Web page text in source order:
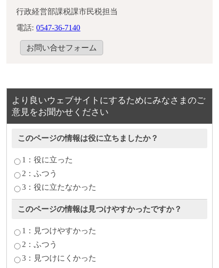
行政経営部課税課市民税担当
電話: 0547-36-7140
お問い合せフォーム
より良いウェブサイトにするためにみなさまのご
意見をお聞かせください
このページの情報は役に立ちましたか？
1：役に立った
2：ふつう
3：役に立たなかった
このページの情報は見つけやすかったですか？
1：見つけやすかった
2：ふつう
3：見つけにくかった